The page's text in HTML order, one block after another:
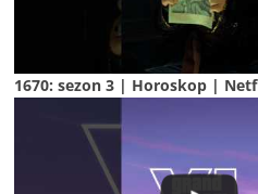
1670: sezon 3 | Horoskop |